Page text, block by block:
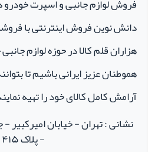
دانش نوین فروش اینترنتی با
هزاران قلم کالا در حوزه لوازم
هموطنان عزیز ایرانی باشیم تا
آرامش کامل کالای خود را تهیه
نشانی : تهران - خیابان
- پلاک ۴۱۵